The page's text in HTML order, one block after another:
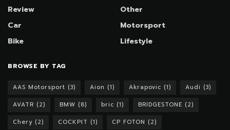
Review
Car
Bike
Other
Motorsport
Lifestyle
BROWSE BY TAG
AAS Motorsport (3) Aion (1) Akrapovic (1) Audi (3)
AVATR (2) BMW (8) bric (1) BRIDGESTONE (2)
Chery (2) COCKPIT (1) CP FOTON (2)